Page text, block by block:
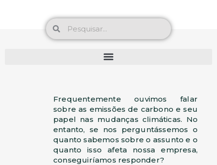
Frequentemente ouvimos falar
sobre as emissões de carbono e seu
papel nas mudanças climáticas. No
entanto, se nos perguntássemos o
quanto sabemos sobre o assunto e o
quanto isso afeta nossa empresa,
conseguiríamos responder?